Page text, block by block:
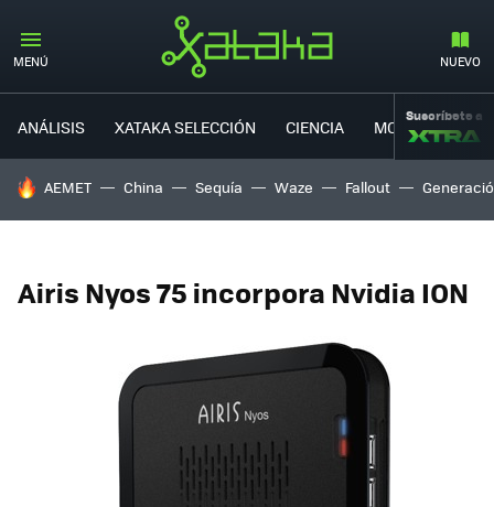
MENÚ NUEVO
ANÁLISIS XATAKA SELECCIÓN CIENCIA MOVILIDAD
Suscríbete a
HOY SE HABLA DE
AEMET China Sequía Waze Fallout
Airis Nyos 75 incorpora Nvidia ION